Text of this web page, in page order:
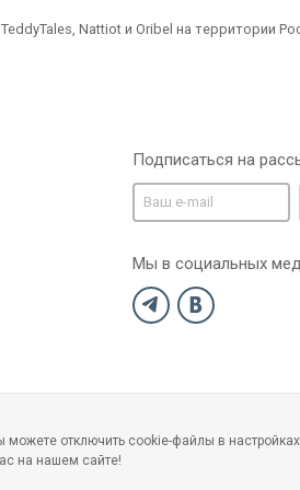
Nattiot и Oribel на территории
Подписаться на
Мы в социальных
отключить cookie-файлы в
на нашем сайте!